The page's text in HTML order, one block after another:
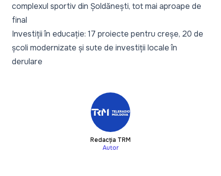
complexul sportiv din Șoldănești, tot mai aproape de
final
Investiții în educație: 17 proiecte pentru creșe, 20 de
școli modernizate și sute de investiții locale în
derulare
Redacția TRM
Autor